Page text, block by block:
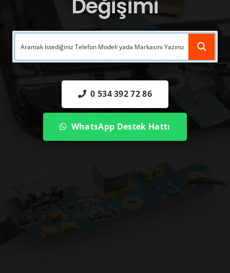
Değişimi
0 534 392 72 86
WhatsApp Destek Hattı